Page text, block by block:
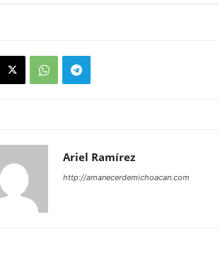
Ariel Ramírez
http://amanecerdemichoacan.com